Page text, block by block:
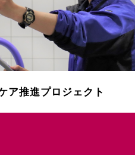
ア推進プロジェクト